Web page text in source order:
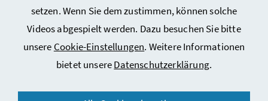
setzen. Wenn Sie dem zustimmen, können solche
Videos abgespielt werden. Dazu besuchen Sie bitte
unsere Cookie-Einstellungen. Weitere Informationen
bietet unsereDatenschutzerklärung.